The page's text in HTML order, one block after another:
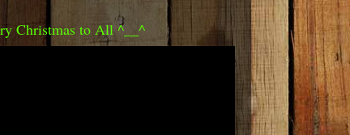
Christmas to All ^__^